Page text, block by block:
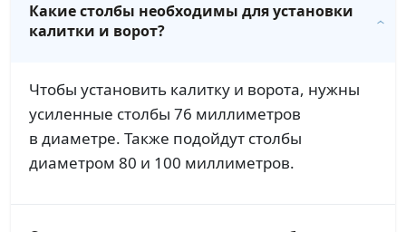
Какие столбы необходимы для установки
калитки и ворот?
Чтобы установить калитку и ворота, нужны
усиленные столбы 76 миллиметров
в диаметре. Также подойдут столбы
диаметром 80 и 100 миллиметров.